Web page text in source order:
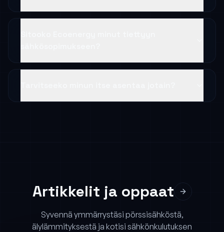
Artikkelit ja oppaat
Syvennä ymmärrystäsi pörssisähköstä,
älylämmityksestä ja kotisi sähkönkulutuksen